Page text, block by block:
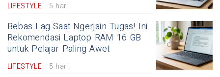
LIFESTYLE 5 hari
Bebas Lag Saat Ngerjain Tugas! Ini
Rekomendasi Laptop RAM 16 GB
untuk Pelajar Paling Awet
LIFESTYLE 5 hari